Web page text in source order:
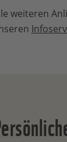
weiteren